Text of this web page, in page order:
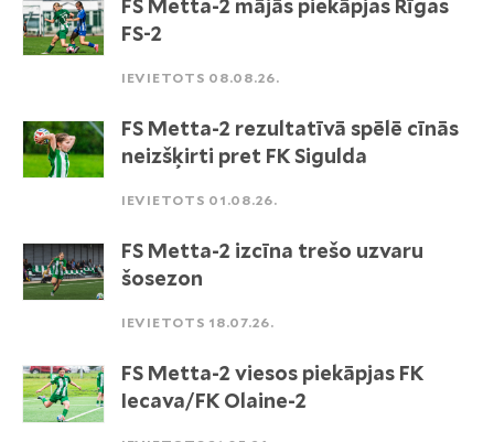
FS Metta-2 mājās piekāpjas Rīgas
FS-2
IEVIETOTS 08.08.26.
FS Metta-2 rezultatīvā spēlē cīnās
neizšķirti pret FK Sigulda
IEVIETOTS 01.08.26.
FS Metta-2 izcīna trešo uzvaru
šosezon
IEVIETOTS 18.07.26.
FS Metta-2 viesos piekāpjas FK
Iecava/FK Olaine-2